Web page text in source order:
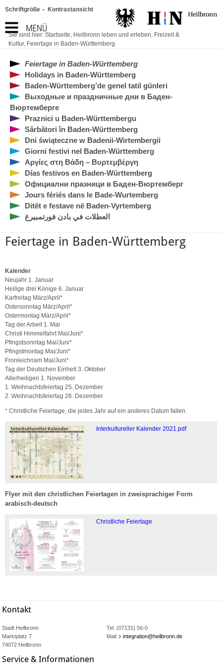
MENÜ
Schriftgröße Kontrastansicht
Sie sind hier: Startseite, Heilbronn leben und erleben, Freizeit &
Kultur, Feiertage in Baden-Württemberg
Feiertage in Baden-Württemberg
Holidays in Baden-Württemberg
Baden-Württemberg’de genel tatil günleri
Выходные и праздничные дни в Баден-
Вюртемберге
Praznici u Baden-Württembergu
Sărbători în Baden-Württemberg
Dni świąteczne w Badenii-Wirtembergii
Giorni festivi nel Baden-Württemberg
Αργίες στη Βάδη – Βυρτεμβέργη
Días festivos en Baden-Württemberg
Официални празници в Баден-Вюртемберг
Jours fériés dans le Bade-Wurtemberg
Ditët e festave në Baden-Vyrtemberg
العطلات في بادن فورتمبيرغ
Feiertage in Baden-Württemberg
Kalender
Neujahr 1. Januar
Heilige drei Könige 6. Januar
Karfreitag März/April*
Ostersonntag März/April*
Ostermontag März/April*
Tag der Arbeit 1. Mai
Christi Himmelfahrt Mai/Juni*
Pfingstsonntag Mai/Juni*
Pfingstmontag Mai/Juni*
Fronleichnam Mai/Juni*
Tag der Deutschen Einheit 3. Oktober
Allerheiligen 1. November
1. Weihnachtsfeiertag 25. Dezember
2. Weihnachtsfeiertag 26. Dezember
* Christliche Feiertage, die jedes Jahr auf ein anderes Datum fallen.
Interkultureller Kalender 2021.pdf
Flyer mit den christlichen Feiertagen in zweisprachiger Form
arabisch-deutsch
Christliche Feiertage
Kontakt
Stadt Heilbronn
Marktplatz 7
74072 Heilbronn
Tel. (07131) 56-0
Mail:
integration@heilbronn.de
Service & Informationen